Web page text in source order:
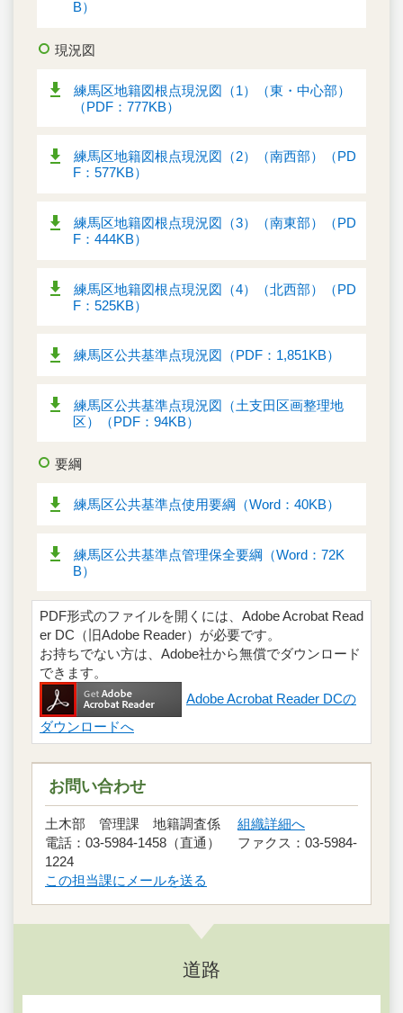
B）
現況図
練馬区地籍図根点現況図（1）（東・中心部）
（PDF：777KB）
練馬区地籍図根点現況図（2）（南西部）（PD
F：577KB）
練馬区地籍図根点現況図（3）（南東部）（PD
F：444KB）
練馬区地籍図根点現況図（4）（北西部）（PD
F：525KB）
練馬区公共基準点現況図（PDF：1,851KB）
練馬区公共基準点現況図（土支田区画整理地
区）（PDF：94KB）
要綱
練馬区公共基準点使用要綱（Word：40KB）
練馬区公共基準点管理保全要綱（Word：72K
B）
PDF形式のファイルを開くには、Adobe Acrobat Read
er DC（旧Adobe Reader）が必要です。
お持ちでない方は、Adobe社から無償でダウンロード
できます。
Adobe Acrobat Reader DCの
ダウンロードへ
お問い合わせ
土木部 管理課 地籍調査係 組織詳細へ
電話：03-5984-1458（直通） ファクス：03-5984-
1224
この担当課にメールを送る
道路